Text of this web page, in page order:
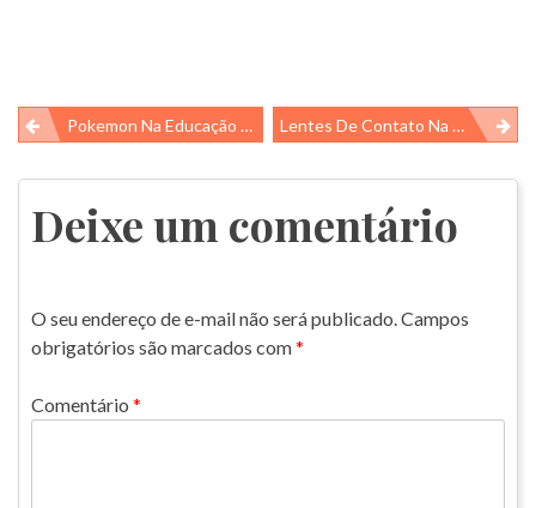
Navegação
de
Post
Pokemon Na Educação Ambiental Lentes De Contato Na Água?
Deixe um comentário
O seu endereço de e-mail não será publicado.Campos
obrigatórios são marcados com*
Comentário *